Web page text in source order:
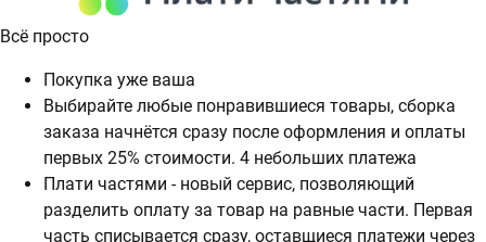
Всё просто
Покупка уже ваша
Выбирайте любые понравившиеся товары, сборка
заказа начнётся сразу после оформления и оплаты
первых 25% стоимости. 4 небольших платежа
Плати частями - новый сервис, позволяющий
разделить оплату за товар на равные части. Первая
часть списывается сразу, оставщиеся платежи через